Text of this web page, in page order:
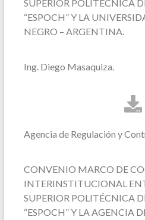
SUPERIOR POLITÉCNICA
“ESPOCH” Y LA
NEGRO – ARGENTINA.
Ing. Diego Masaquiza.
Agencia de Regulación y
CONVENIO MARCO DE
INTERINSTITUCIONAL
SUPERIOR POLITÉCNICA
“ESPOCH” Y LA AGENCIA